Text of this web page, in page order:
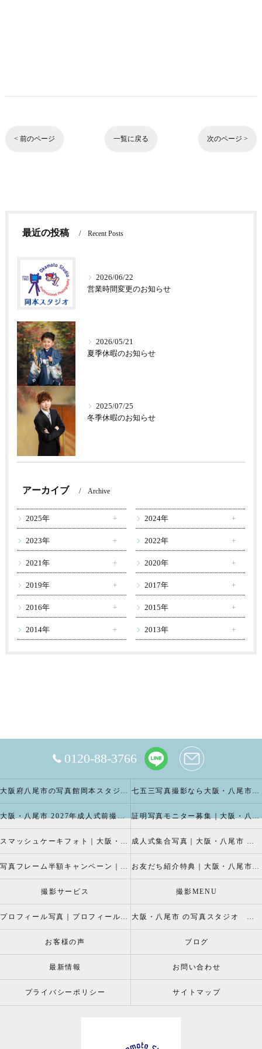
< 前のページ 一覧に戻る 次のページ >
最近の投稿 Recent Posts
2026/06/22
営業時間変更のお知らせ
2026/05/21
夏季休暇のお知らせ
2025/07/25
冬季休暇のお知らせ
アーカイブ Archive
2025年 2024年
2023年 2022年
2021年 2020年
2019年 2017年
2016年 2015年
2014年 2013年
0120-88-3766
大阪府八尾市の写真館岡本スタジオの撮影キャンペーン 七五三写真撮影なら大阪・八尾市 の岡本スタジオへ
大阪・八尾市 2027年成人式前撮り振袖写真撮影、成人振袖レンタルなら2026年成人前撮りキャペーン開催中の岡本スタジオへ 証明写真モニター募集｜大阪・八尾市 証明写真撮影なら岡本スタジオへ！証明写真モニターモデル募集中！
スマッシュケーキフォト｜大阪・八尾市 スマッシュケーキ写真撮影、ベビーフォト撮影は岡本スタジオへ 成人式集合写真｜大阪・八尾市 友達集合写真、成人式集合写真撮影なら岡本スタジオへ
写真フレーム半額キャンペーン｜大阪・八尾市 写真撮影なら半額割引キャペーン開催中の岡本スタジオへ お友だち紹介特典｜大阪・八尾市 記念写真撮影なら岡本スタジオへ
撮影サービス 撮影MENU
プロフィール写真｜プロフィールフォト 大阪・八尾市 の写真スタジオ 岡本スタジオ2026年七五三撮影特設ページ
お客様の声 ブログ
最新情報 お問い合わせ
プライバシーポリシー サイトマップ